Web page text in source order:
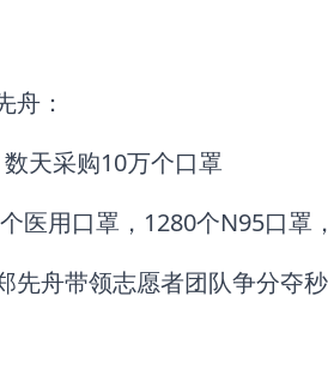
舟：
天采购10万个口罩
医用口罩，1280个N95口
先舟带领志愿者团队争分夺